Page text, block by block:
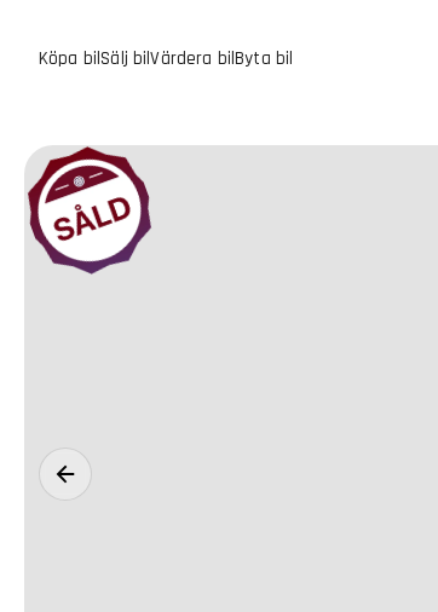
Köpa bilSälj bilVärdera bilByta bil